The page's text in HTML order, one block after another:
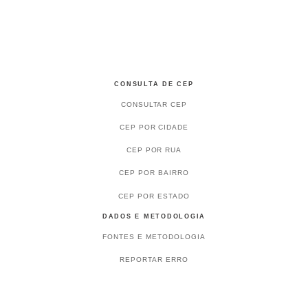
CONSULTA DE CEP
CONSULTAR CEP
CEP POR CIDADE
CEP POR RUA
CEP POR BAIRRO
CEP POR ESTADO
DADOS E METODOLOGIA
FONTES E METODOLOGIA
REPORTAR ERRO